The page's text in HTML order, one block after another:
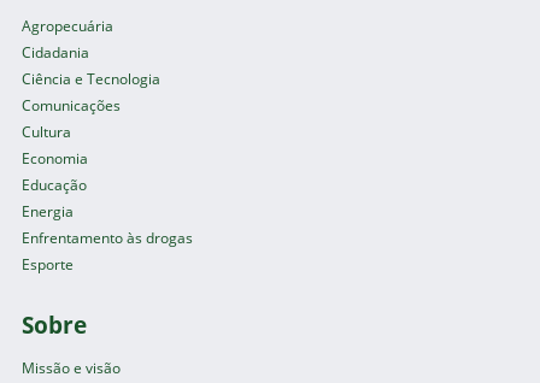
Agropecuária
Cidadania
Ciência e Tecnologia
Comunicações
Cultura
Economia
Educação
Energia
Enfrentamento às drogas
Esporte
Sobre
Missão e visão